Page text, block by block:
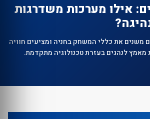
אילו מערכות משדרגות
משנים את כללי המשחק בחניה ומציעים חוויה
מאמץ לנהגים בעזרת טכנולוגיה מתקדמת.